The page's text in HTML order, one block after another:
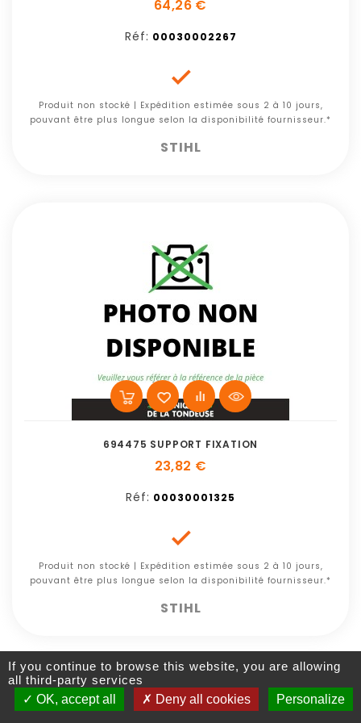
64,26 €
Réf: 00030002267

Produit non stocké | Expédition estimée sous 2 à 10 jours,
pouvant être plus longue selon la disponibilité fournisseur.*
STIHL
694475 SUPPORT FIXATION
23,82 €
Réf: 00030001325

Produit non stocké | Expédition estimée sous 2 à 10 jours,
pouvant être plus longue selon la disponibilité fournisseur.*
STIHL
If you continue to browse this website, you are allowing
all third-party services
OK, accept all
Deny all cookies Personalize